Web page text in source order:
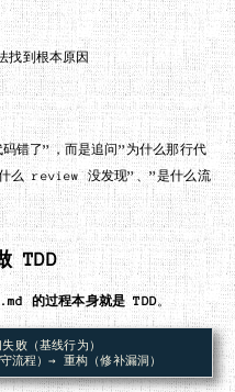
找到根本原因
错了”，而是追问”为什么那行代
么 review 没发现”、”是什么流
TDD
的过程本身就是 TDD。
败（基线行为）